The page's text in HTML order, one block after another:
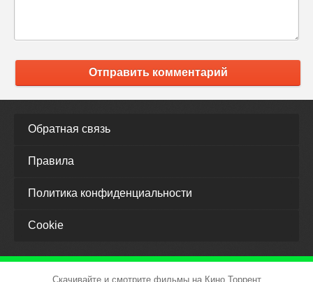
Отправить комментарий
Обратная связь
Правила
Политика конфиденциальности
Cookie
Скачивайте и смотрите фильмы на Кино Торрент